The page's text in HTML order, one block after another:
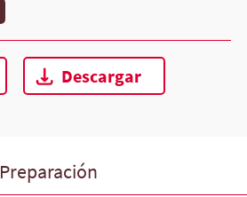
Descargar
Preparación